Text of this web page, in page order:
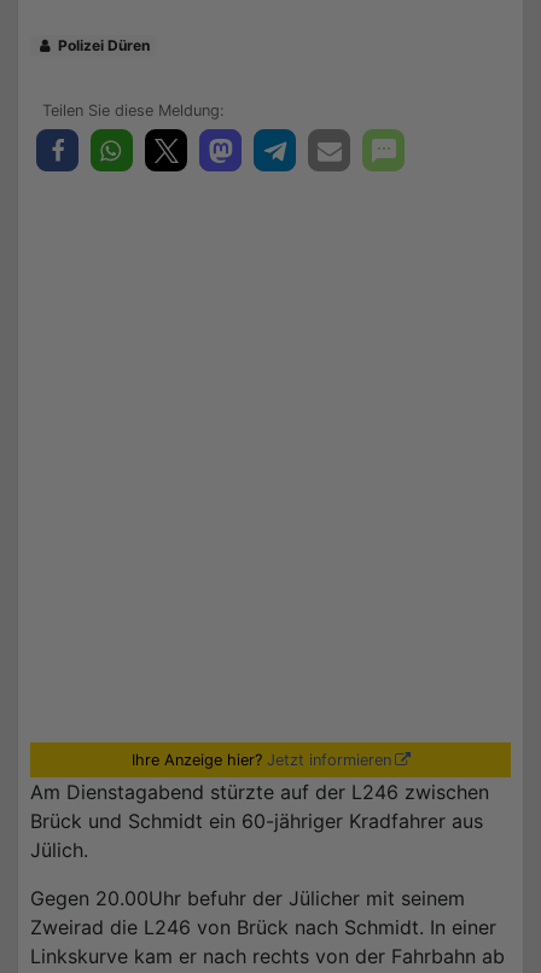
Polizei Düren
Ihre Anzeige hier? Jetzt informieren
Am Dienstagabend stürzte auf der L246 zwischen
Brück und Schmidt ein 60-jähriger Kradfahrer aus
Jülich.
Gegen 20.00Uhr befuhr der Jülicher mit seinem
Zweirad die L246 von Brück nach Schmidt. In einer
Linkskurve kam er nach rechts von der Fahrbahn ab